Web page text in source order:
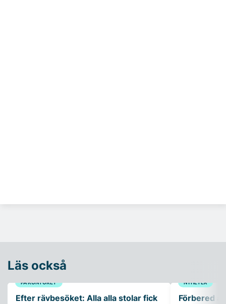
Läs också
PÅ KONTORET
Efter rävbesöket: Alla alla stolar fick
NYHETER
Förbered